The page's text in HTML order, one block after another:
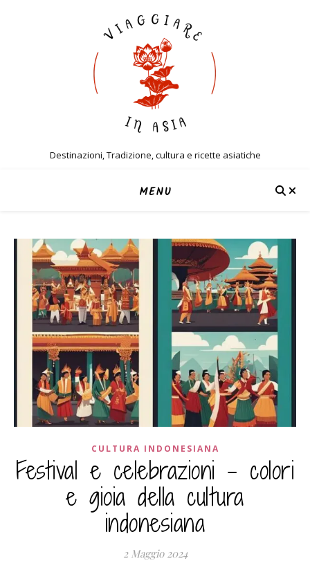
Destinazioni, Tradizione, cultura e ricette asiatiche
MENU
CULTURA INDONESIANA
Festival e celebrazioni – colori
e gioia della cultura
indonesiana
2 Maggio 2024